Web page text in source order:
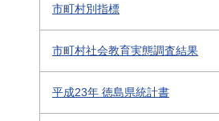
市町村別指標
市町村社会教育実態調査結果
平成23年 徳島県統計書